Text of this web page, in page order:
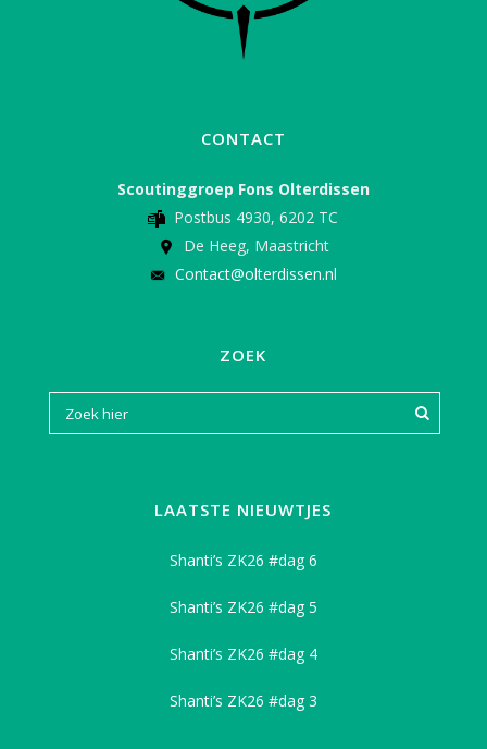
CONTACT
Scoutinggroep Fons Olterdissen
Postbus 4930, 6202 TC
De Heeg, Maastricht
Contact@olterdissen.nl
ZOEK
LAATSTE NIEUWTJES
Shanti’s ZK26 #dag 6
Shanti’s ZK26 #dag 5
Shanti’s ZK26 #dag 4
Shanti’s ZK26 #dag 3